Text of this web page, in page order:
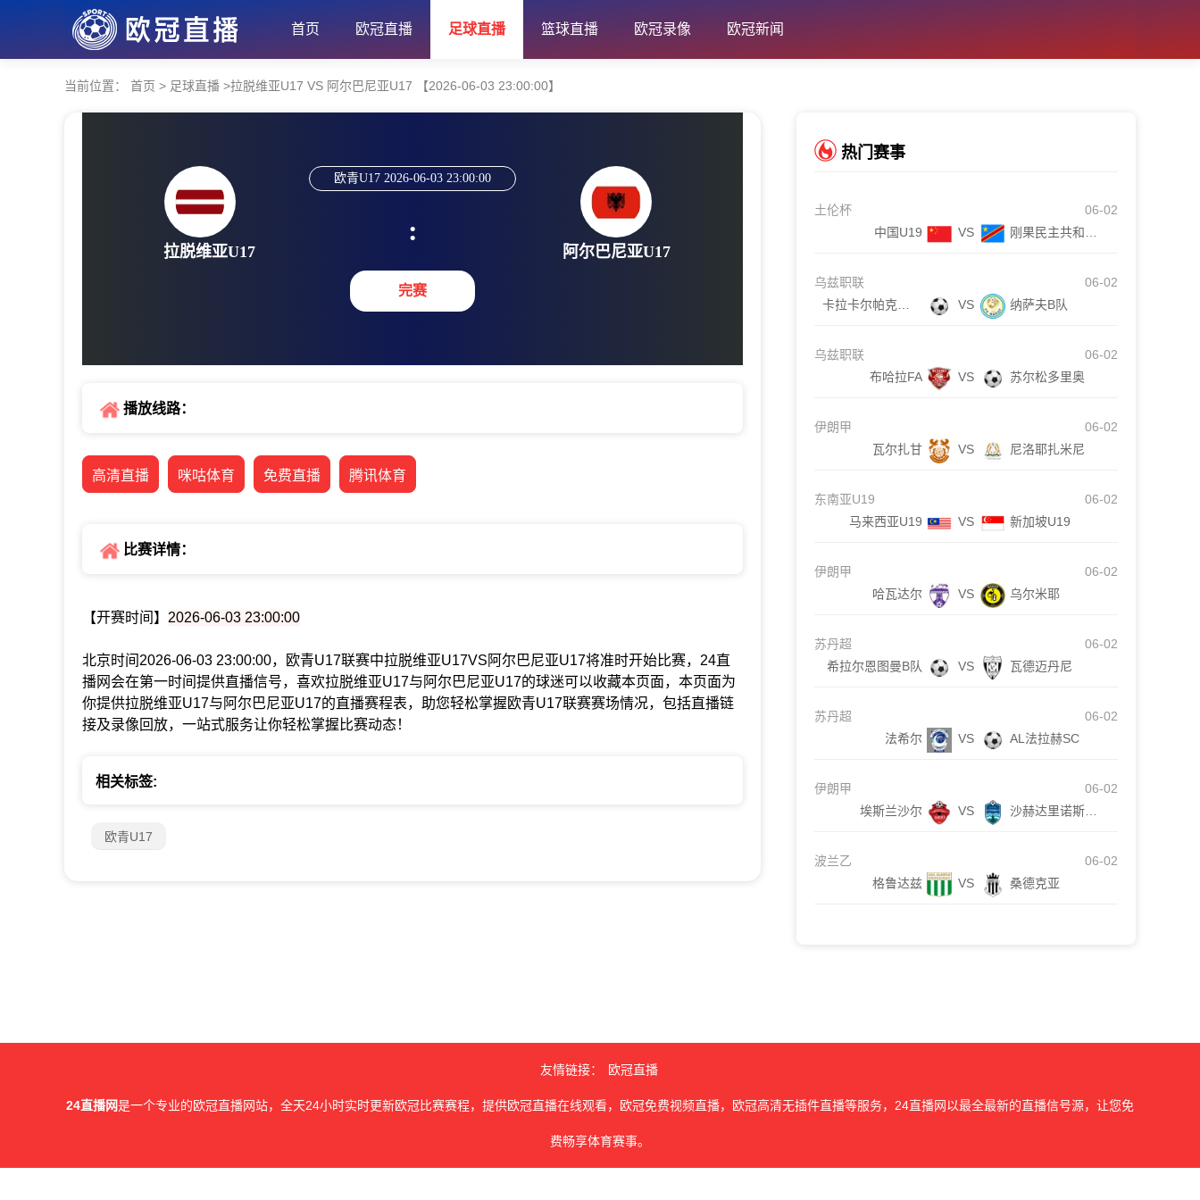
首页 欧冠直播 足球直播 篮球直播 欧冠录像 欧冠新闻
当前位置： 首页 > 足球直播 >拉脱维亚U17 VS 阿尔巴尼亚U17 【2026-06-03 23:00:00】
拉脱维亚U17
欧青U17 2026-06-03 23:00:00
:
完赛
阿尔巴尼亚U17
播放线路：
高清直播 咪咕体育 免费直播 腾讯体育
比赛详情：
【开赛时间】 2026-06-03 23:00:00
北京时间2026-06-03 23:00:00，欧青U17联赛中拉脱维亚U17VS阿尔巴尼亚U17将准时开始比赛，24直
播网会在第一时间提供直播信号，喜欢拉脱维亚U17与阿尔巴尼亚U17的球迷可以收藏本页面，本页面为
你提供拉脱维亚U17与阿尔巴尼亚U17的直播赛程表，助您轻松掌握欧青U17联赛赛场情况，包括直播链
接及录像回放，一站式服务让你轻松掌握比赛动态！
相关标签:
欧青U17
热门赛事
土伦杯
06-02
中国U19
VS
乌兹职联
06-02
VS 纳萨夫B队
乌兹职联
06-02
布哈拉FA
VS 苏尔松多里奥
伊朗甲
06-02
瓦尔扎甘
VS 尼洛耶扎米尼
东南亚U19
06-02
马来西亚U19
VS 新加坡U19
伊朗甲
06-02
哈瓦达尔
VS 乌尔米耶
苏丹超
06-02
希拉尔恩图曼B队
VS 瓦德迈丹尼
苏丹超
06-02
法希尔
VS AL法拉赫SC
伊朗甲
06-02
埃斯兰沙尔
VS
波兰乙
06-02
格鲁达兹
VS 桑德克亚
友情链接： 欧冠直播
24直播网是一个专业的欧冠直播网站，全天24小时实时更新欧冠比赛赛程，提供欧冠直播在线观看，欧冠免费视频直播，欧冠高清无插件直播等服务，24直播网以最全最新的直播信号源，让您免
费畅享体育赛事。